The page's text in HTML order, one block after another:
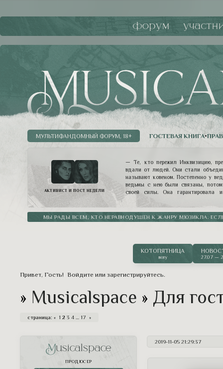
— Те, кто пережил Инквизицию,
вдали от людей. Они стали
называют ковеном. Постепенно у
ведьмы с нею были связаны,
своей силы. Она гарантировала
разумных пределах, конечно. И
власть. Ведьмы ее слушают. Они
такой четкой иерархии снова было
Мессир, действительно,
АКТИВИСТ И ПОСТ НЕДЕЛИ
ГОСТЕВАЯ КНИГА•
МУЛЬТИФАНДОМНЫЙ ФОРУМ, 18+
МЫ РАДЫ ВСЕМ, КТО НЕРАВНОДУШЕН К ЖАНРУ МЮЗИКЛА.
форум
КОТОПЯТНИЦА
мяу 27.07 —
Привет, Гость! Войдите или зарегистрируйтесь.
» Musicalspace » Для
страница: « 1 2 3 4 17 »
2019-11-05 21:29:37
Musicalspace
ПРОДЮСЕР